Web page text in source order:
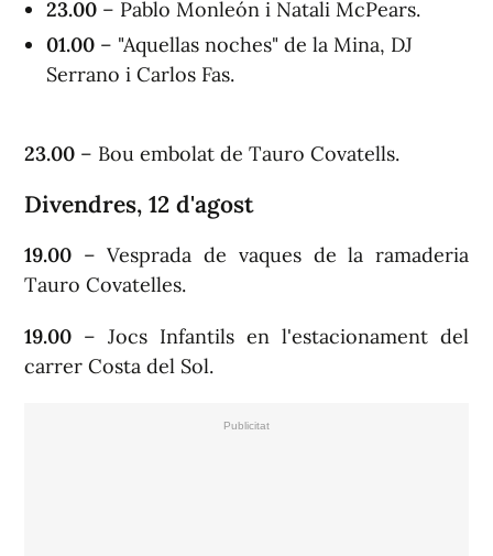
23.00 – Pablo Monleón i Natali McPears.
01.00 – "Aquellas noches" de la Mina, DJ
Serrano i Carlos Fas.
23.00 – Bou embolat de Tauro Covatells.
Divendres, 12 d'agost
19.00 – Vesprada de vaques de la ramaderia
Tauro Covatelles.
19.00 – Jocs Infantils en l'estacionament del
carrer Costa del Sol.